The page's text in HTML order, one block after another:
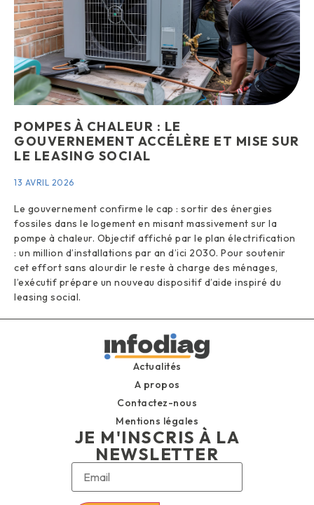
POMPES À CHALEUR : LE
GOUVERNEMENT ACCÉLÈRE ET MISE SUR
LE LEASING SOCIAL
13 AVRIL 2026
Le gouvernement confirme le cap : sortir des énergies
fossiles dans le logement en misant massivement sur la
pompe à chaleur. Objectif affiché par le plan électrification
: un million d’installations par an d’ici 2030. Pour soutenir
cet effort sans alourdir le reste à charge des ménages,
l’exécutif prépare un nouveau dispositif d’aide inspiré du
leasing social.
Actualités
A propos
Contactez-nous
Mentions légales
JE M'INSCRIS À LA
NEWSLETTER